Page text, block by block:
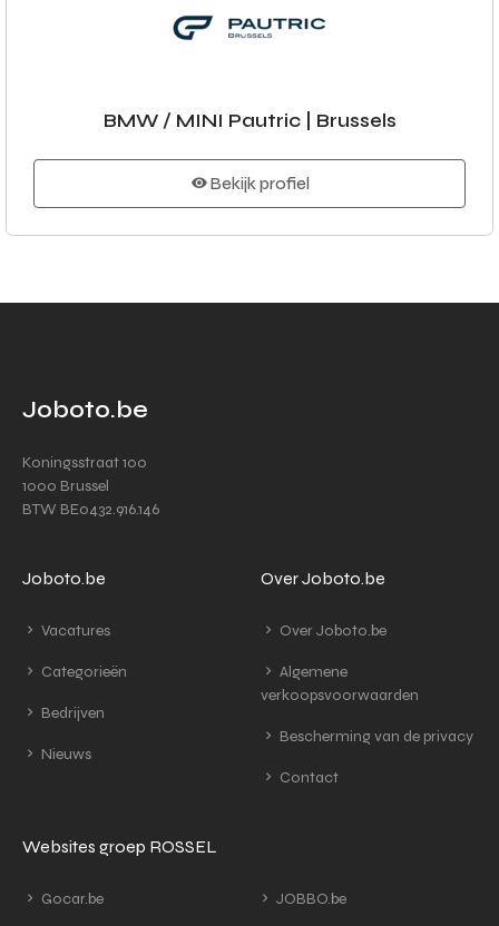
BMW / MINI Pautric | Brussels
Bekijk profiel
Joboto.be
Koningsstraat 100
1000 Brussel
BTW BE0432.916.146
Joboto.be
Vacatures
Categorieën
Bedrijven
Nieuws
Over Joboto.be
Over Joboto.be
Algemene
verkoopsvoorwaarden
Bescherming van de privacy
Contact
Websites groep ROSSEL
Gocar.be JOBBO.be